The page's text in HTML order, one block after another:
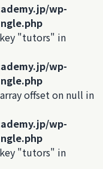
wp-
"tutors" in
wp-
offset on null in
wp-
"tutors" in